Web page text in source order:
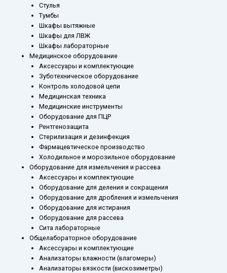
Стулья
Тумбы
Шкафы вытяжные
Шкафы для ЛВЖ
Шкафы лабораторные
Медицинское оборудование
Аксессуары и комплектующие
Зуботехническое оборудование
Контроль холодовой цепи
Медицинская техника
Медицинские инструменты
Оборудование для ПЦР
Рентгенозащита
Стерилизация и дезинфекция
Фармацевтическое производство
Холодильное и морозильное оборудование
Оборудование для измельчения и рассева
Аксессуары и комплектующие
Оборудование для деления и сокращения
Оборудование для дробления и измельчения
Оборудование для истирания
Оборудование для рассева
Сита лабораторные
Общелабораторное оборудование
Аксессуары и комплектующие
Анализаторы влажности (влагомеры)
Анализаторы вязкости (вискозиметры)